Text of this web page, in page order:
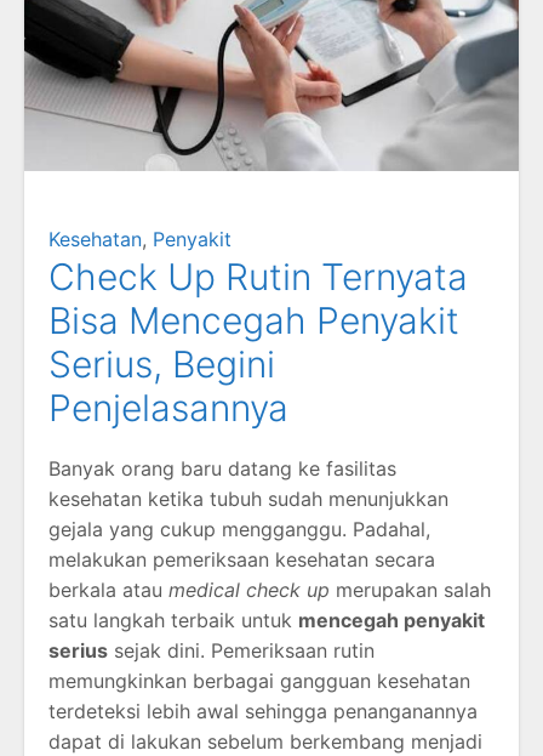
Kesehatan, Penyakit
Check Up Rutin Ternyata
Bisa Mencegah Penyakit
Serius, Begini
Penjelasannya
Banyak orang baru datang ke fasilitas
kesehatan ketika tubuh sudah menunjukkan
gejala yang cukup mengganggu. Padahal,
melakukan pemeriksaan kesehatan secara
berkala atau medical check up merupakan salah
satu langkah terbaik untuk mencegah penyakit
serius sejak dini. Pemeriksaan rutin
memungkinkan berbagai gangguan kesehatan
terdeteksi lebih awal sehingga penanganannya
dapat di lakukan sebelum berkembang menjadi